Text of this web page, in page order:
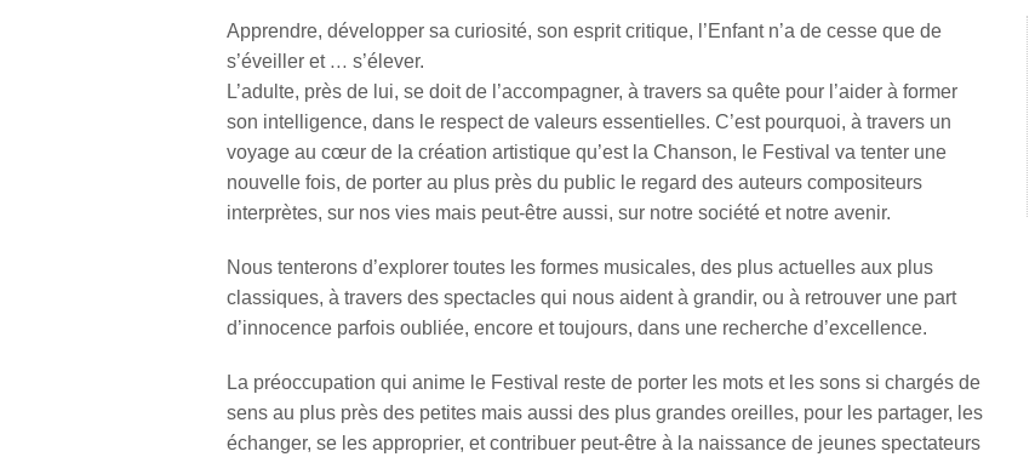
Apprendre, développer sa curiosité, son esprit critique, l’Enfant n’a de cesse que de
s’éveiller et … s’élever.
L’adulte, près de lui, se doit de l’accompagner, à travers sa quête pour l’aider à former
son intelligence, dans le respect de valeurs essentielles. C’est pourquoi, à travers un
voyage au cœur de la création artistique qu’est la Chanson, le Festival va tenter une
nouvelle fois, de porter au plus près du public le regard des auteurs compositeurs
interprètes, sur nos vies mais peut-être aussi, sur notre société et notre avenir.
Nous tenterons d’explorer toutes les formes musicales, des plus actuelles aux plus
classiques, à travers des spectacles qui nous aident à grandir, ou à retrouver une part
d’innocence parfois oubliée, encore et toujours, dans une recherche d’excellence.
La préoccupation qui anime le Festival reste de porter les mots et les sons si chargés de
sens au plus près des petites mais aussi des plus grandes oreilles, pour les partager, les
échanger, se les approprier, et contribuer peut-être à la naissance de jeunes spectateurs